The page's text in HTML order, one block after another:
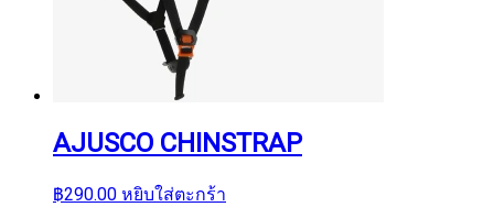
AJUSCO CHINSTRAP
฿290.00 หยิบใส่ตะกร้า